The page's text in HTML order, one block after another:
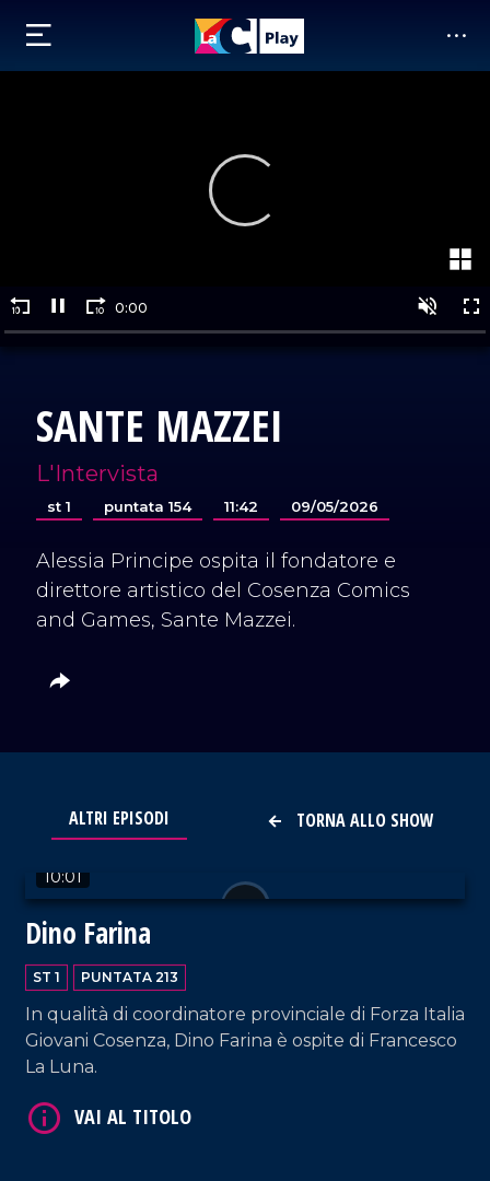
SANTE MAZZEI
L'Intervista
st 1 puntata 154 11:42 09/05/2026
Alessia Principe ospita il fondatore e
direttore artistico del Cosenza Comics
and Games, Sante Mazzei.
TORNA ALLO SHOW
ALTRI EPISODI
10:01
Dino Farina
ST 1 PUNTATA 213
In qualità di coordinatore provinciale di Forza Italia
Giovani Cosenza, Dino Farina è ospite di Francesco
La Luna.